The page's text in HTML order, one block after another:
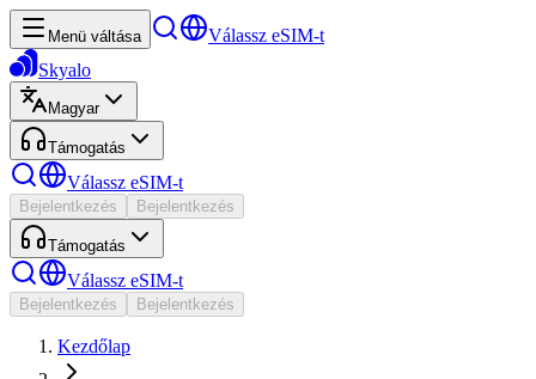
Menü váltása
Válassz eSIM-t
Skyalo
Magyar
Támogatás
Válassz eSIM-t
Bejelentkezés Bejelentkezés
Támogatás
Válassz eSIM-t
Bejelentkezés Bejelentkezés
Kezdőlap